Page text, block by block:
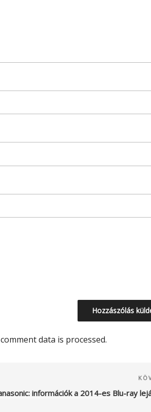
data is processed.
információk a 2014-es Blu-ray